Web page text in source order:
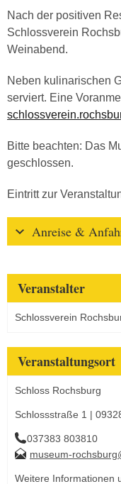
Nach der positiven
Schlossverein
Weinabend.
Neben kulinarischen
serviert. Eine
Bitte beachten: Das
geschlossen.
Eintritt zur
Anreise &
Veranstalter
Schlossverein
Veranstaltungsort
Schloss Rochsburg
Schlossstraße 1 |
037383 803810
museum-
Weitere Informationen